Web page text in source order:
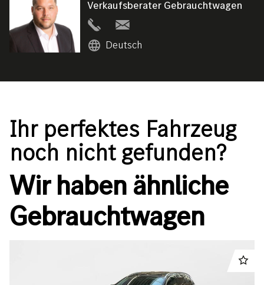
Verkaufsberater Gebrauchtwagen
Deutsch
Ihr perfektes Fahrzeug
noch nicht gefunden?
Wir haben ähnliche
Gebrauchtwagen